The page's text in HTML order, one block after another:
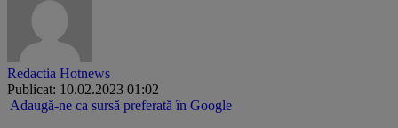
Redactia Hotnews
Publicat: 10.02.2023 01:02
Adaugă-ne ca sursă preferată în Google